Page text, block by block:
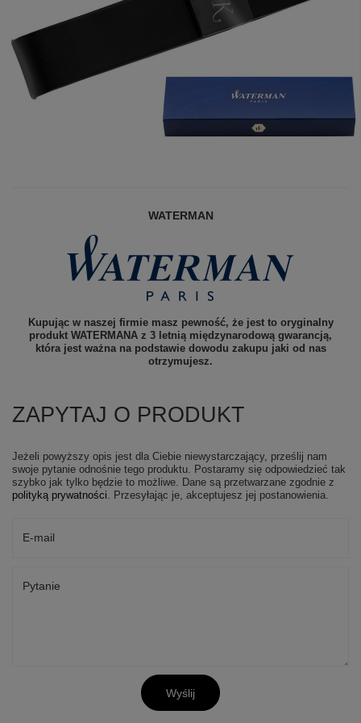
WATERMAN
Kupując w naszej firmie masz pewność, że jest to oryginalny
produkt WATERMANA z 3 letnią międzynarodową gwarancją,
która jest ważna na podstawie dowodu zakupu jaki od nas
otrzymujesz.
ZAPYTAJ O PRODUKT
Jeżeli powyższy opis jest dla Ciebie niewystarczający, prześlij nam
swoje pytanie odnośnie tego produktu. Postaramy się odpowiedzieć tak
szybko jak tylko będzie to możliwe. Dane są przetwarzane zgodnie z
polityką prywatności. Przesyłając je, akceptujesz jej postanowienia.
E-mail
Pytanie
Wyślij